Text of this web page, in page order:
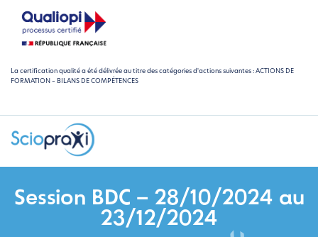
La certification qualité a été délivrée au titre des catégories d'actions suivantes : ACTIONS DE
FORMATION – BILANS DE COMPÉTENCES
Session BDC – 28/10/2024 au
23/12/2024